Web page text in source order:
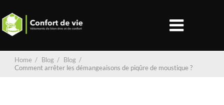
Home / Blog / Blog /
Comment arrêter les démangeaisons de piqûre de moustique ?